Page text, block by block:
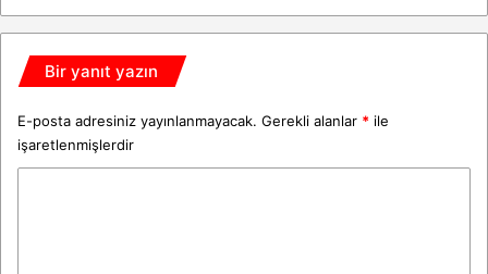
Bir yanıt yazın
E-posta adresiniz yayınlanmayacak. Gerekli alanlar * ile
işaretlenmişlerdir